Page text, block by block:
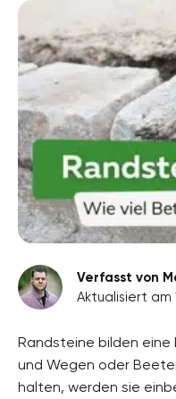
Verfasst von
Aktualisiert am
Randsteine bilden eine
und Wegen oder
halten, werden sie